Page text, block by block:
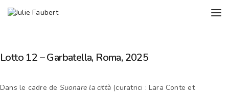
Lotto 12 – Garbatella, Roma, 2025
Dans le cadre de Suonare la città (curatrici : Lara Conte et